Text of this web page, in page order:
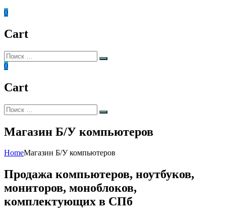
0
Cart
Искать:
Поиск
0
Cart
Искать:
Поиск
Магазин Б/У компьютеров
HomeМагазин Б/У компьютеров
Продажа компьютеров, ноутбуков,
мониторов, моноблоков,
комплектующих в СПб